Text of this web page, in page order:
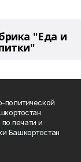
"Еда и
политической
печати и
Башкортостан